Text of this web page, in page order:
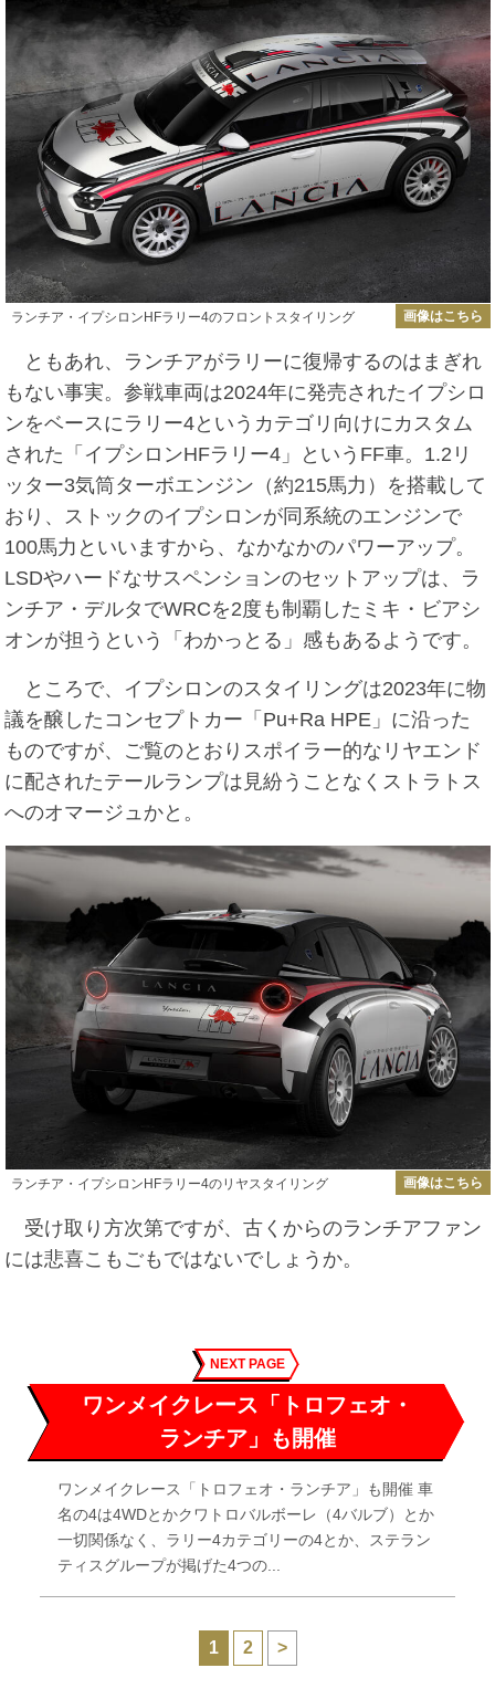
ランチア・イプシロンHFラリー4のフロントスタイリング 画像はこちら
ともあれ、ランチアがラリーに復帰するのはまぎれ
もない事実。参戦車両は2024年に発売されたイプシロ
ンをベースにラリー4というカテゴリ向けにカスタム
された「イプシロンHFラリー4」というFF車。1.2リ
ッター3気筒ターボエンジン（約215馬力）を搭載して
おり、ストックのイプシロンが同系統のエンジンで
100馬力といいますから、なかなかのパワーアップ。
LSDやハードなサスペンションのセットアップは、ラ
ンチア・デルタでWRCを2度も制覇したミキ・ビアシ
オンが担うという「わかっとる」感もあるようです。
ところで、イプシロンのスタイリングは2023年に物
議を醸したコンセプトカー「Pu+Ra HPE」に沿った
ものですが、ご覧のとおりスポイラー的なリヤエンド
に配されたテールランプは見紛うことなくストラトス
へのオマージュかと。
ランチア・イプシロンHFラリー4のリヤスタイリング 画像はこちら
受け取り方次第ですが、古くからのランチアファン
には悲喜こもごもではないでしょうか。
NEXT PAGE
ワンメイクレース「トロフェオ・
ランチア」も開催
ワンメイクレース「トロフェオ・ランチア」も開催 車
名の4は4WDとかクワトロバルボーレ（4バルブ）とか
一切関係なく、ラリー4カテゴリーの4とか、ステラン
ティスグループが掲げた4つの...
1 2 >